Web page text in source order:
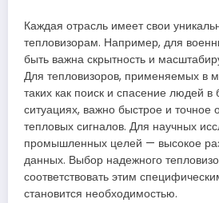
Каждая отрасль имеет свои
тепловизорам. Например, для
быть важна скрытность и
Для тепловизоров, применяемых в
таких как поиск и спасение людей в
ситуациях, важно быстрое и точное
тепловых сигналов. Для научных
промышленных целей — высокое
данных. Выбор надежного
соответствовать этим
становится необходимостью.